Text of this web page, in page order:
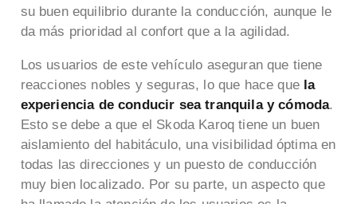
su buen equilibrio durante la conducción, aunque le
da más prioridad al confort que a la agilidad.
Los usuarios de este vehículo aseguran que tiene
reacciones nobles y seguras, lo que hace quela
experiencia de conducir sea tranquila y cómoda.
Esto se debe a que el Skoda Karoq tiene un buen
aislamiento del habitáculo, una visibilidad óptima en
todas las direcciones y un puesto de conducción
muy bien localizado. Por su parte, un aspecto que